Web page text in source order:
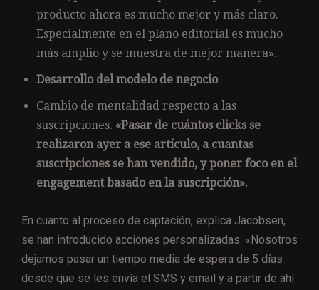
producto ahora es mucho mejor y más claro.
Especialmente en el plano editorial es mucho
más amplio y se muestra de mejor manera».
Desarrollo del modelo de negocio
Cambio de mentalidad respecto a las
suscripciones. «Pasar de cuántos clicks se
realizaron ayer a ese artículo, a cuantas
suscripciones se han vendido, y poner foco en el
engagement basado en la suscripción».
En cuanto al proceso de captación, explica Jacobsen,
se han introducido acciones personalizadas: «Nosotros
dejamos pasar un tiempo media de espera de 5 días
desde que se les envía el SMS y email y a partir de ahí